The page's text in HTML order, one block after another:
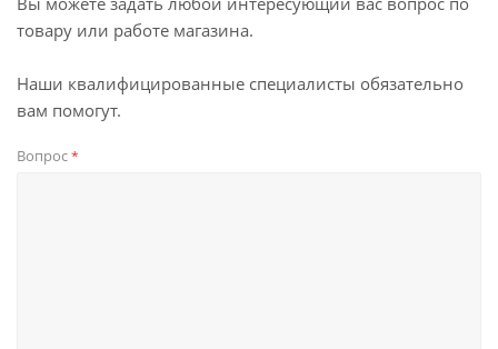
товару или работе магазина.
Наши квалифицированные специалисты обязательно
вам помогут.
Вопрос*